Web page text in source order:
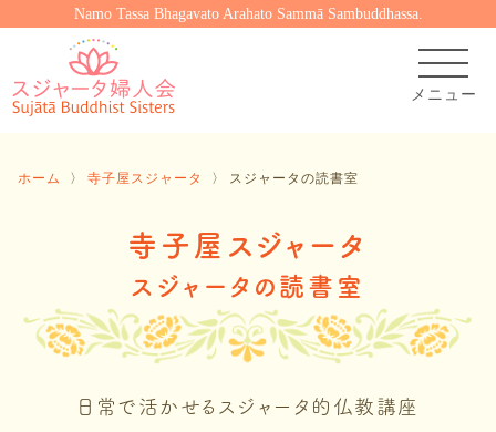
Namo Tassa Bhagavato Arahato Sammā Sambuddhassa.
ホーム 〉 寺子屋スジャータ 〉 スジャータの読書室
寺子屋スジャータ
スジャータの読書室
日常で活かせるスジャータ的仏教講座